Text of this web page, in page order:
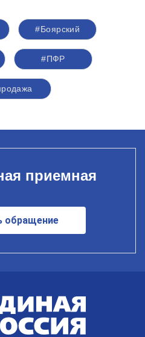
#Боярский
#ПФР
приемная
обращение